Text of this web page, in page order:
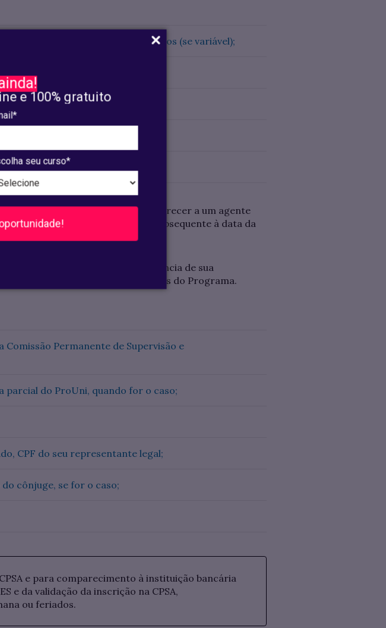
e 100% gratuito
seu curso*
(se for fixo) ou 6 (seis) últimos (se variável);
de Trabalho.
seu(s) fiador(es) deverão comparecer a um agente
terceiro dia útil imediatamente subsequente à data da
do financiamento.
bancária, assim como a agência de sua
os atuais Agentes Financeiros do Programa.
Permanente de Supervisão e
parcial do ProUni, quando for o caso;
CPF do seu representante legal;
cônjuge, se for o caso;
e para comparecimento à instituição bancária
e da validação da inscrição na CPSA,
ou feriados.